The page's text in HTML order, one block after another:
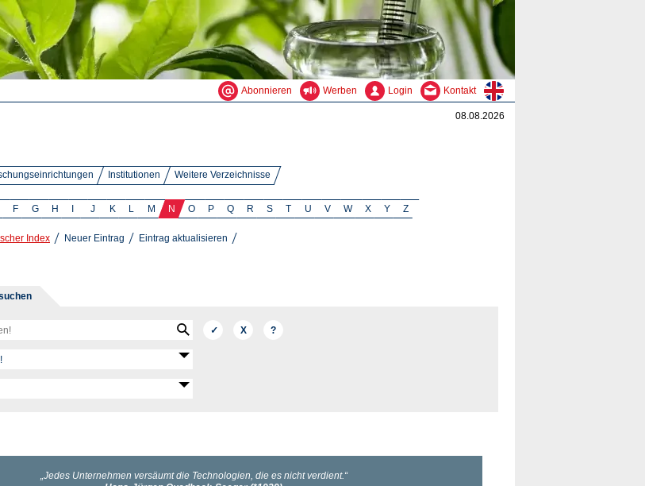
Abonnieren Werben Login Kontakt
08.08.2026
Institutionen Weitere Verzeichnisse
F G H J K L M N O P Q R S T U V W X Y Z
Index Neuer Eintrag Eintrag aktualisieren